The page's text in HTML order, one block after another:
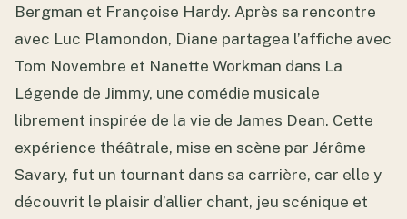
Bergman et Françoise Hardy. Après sa rencontre
avec Luc Plamondon, Diane partagea l’affiche avec
Tom Novembre et Nanette Workman dans La
Légende de Jimmy, une comédie musicale
librement inspirée de la vie de James Dean. Cette
expérience théâtrale, mise en scène par Jérôme
Savary, fut un tournant dans sa carrière, car elle y
découvrit le plaisir d’allier chant, jeu scénique et